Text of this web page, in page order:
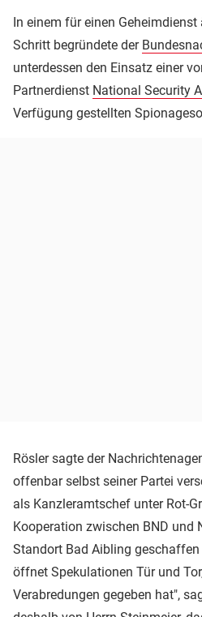
In einem für einen
Schritt begründete der
unterdessen den Einsatz einer
Partnerdienst National Security
Verfügung gestellten
Rösler sagte der
offenbar selbst seiner Partei
als Kanzleramtschef unter Rot-
Kooperation zwischen BND und
Standort Bad Aibling geschaffen
öffnet Spekulationen Tür und
Verabredungen gegeben hat",